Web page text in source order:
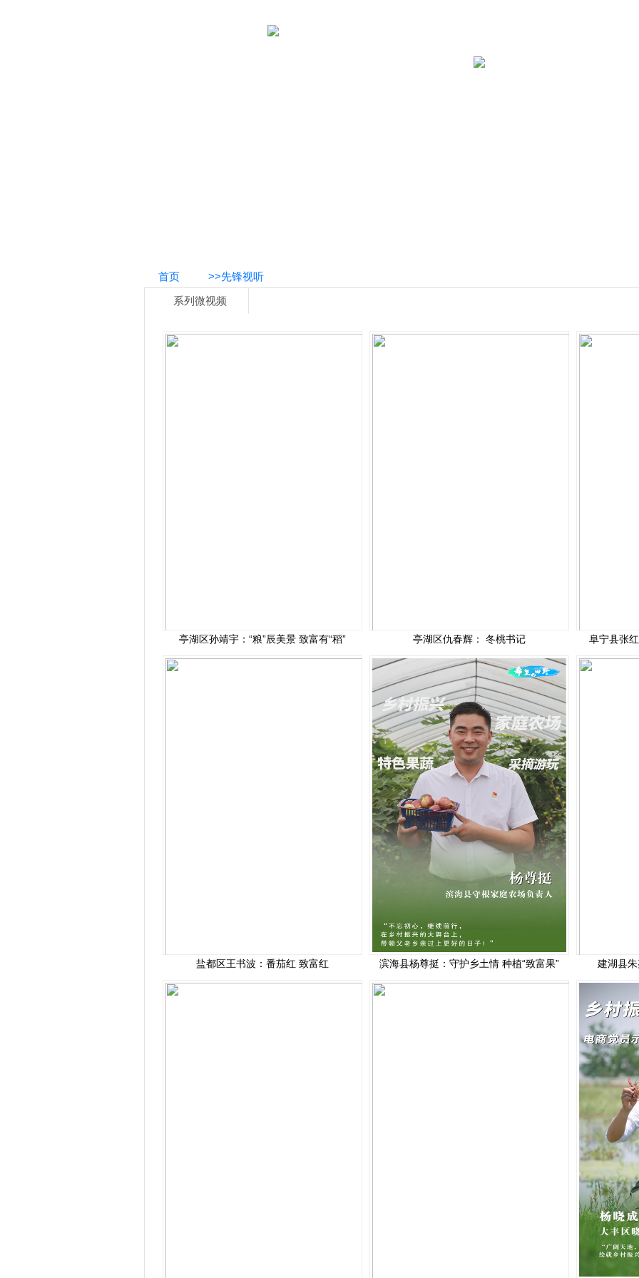
首页
>>先锋视听
系列微视频
亭湖区孙靖宇：“粮”辰美景 致富有“稻” 亭湖区仇春辉： 冬桃书记 阜宁县张
盐都区王书波：​番茄红 致富红 滨海县杨尊挺：守护乡土情 种植“致富果” 建湖县朱